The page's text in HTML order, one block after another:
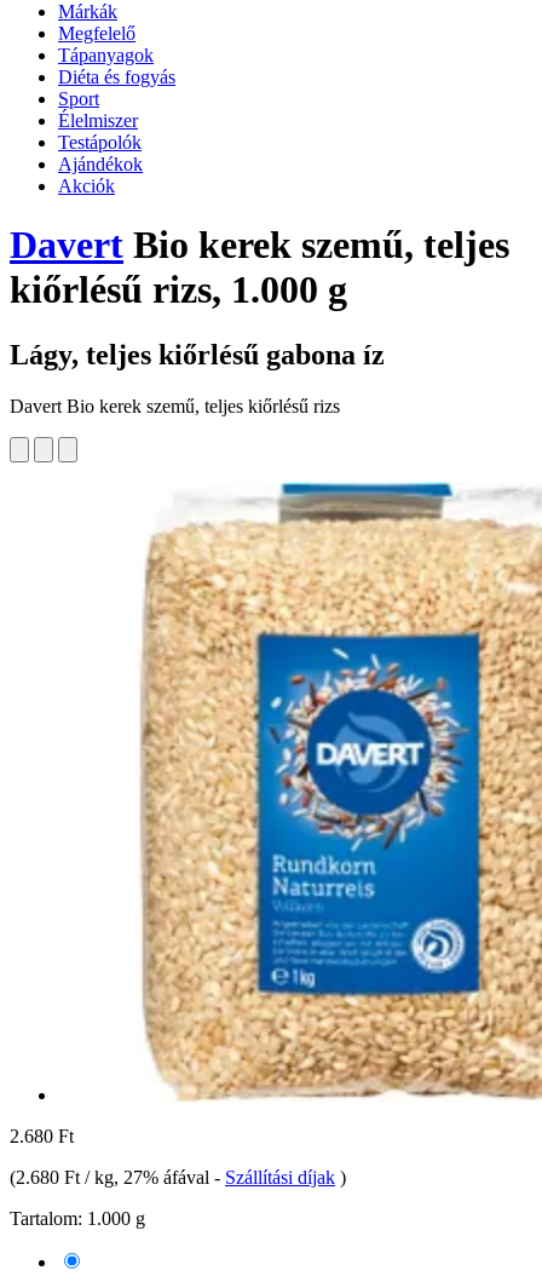
Márkák
Megfelelő
Tápanyagok
Diéta és fogyás
Sport
Élelmiszer
Testápolók
Ajándékok
Akciók
Davert Bio kerek szemű, teljes
kiőrlésű rizs, 1.000 g
Lágy, teljes kiőrlésű gabona íz
Davert Bio kerek szemű, teljes kiőrlésű rizs
2.680 Ft
(2.680 Ft / kg, 27% áfával - Szállítási díjak )
Tartalom: 1.000 g